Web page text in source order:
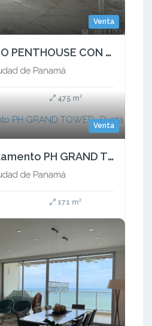
Venta
VENDO ALQUILO PENTHOUSE CON PISCINA PRIVADA EN OCEAN REEF ISLAND (5)
de Panamá
475 m²
Venta
Venta de apartamento PH GRAND TOWER- Punta Pacifica M.M
de Panamá
171 m²